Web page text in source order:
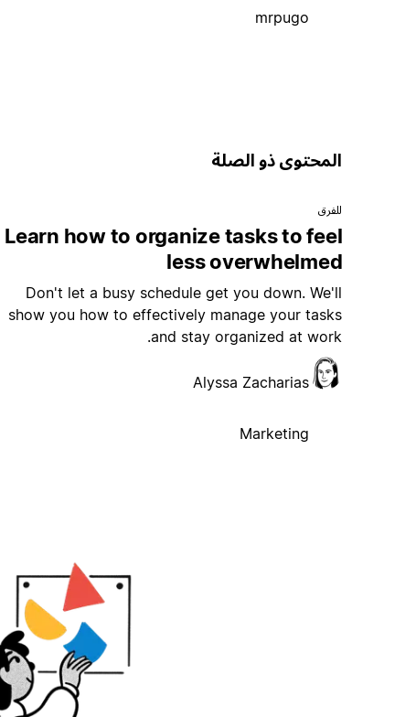
mrpugo
المحتوى ذو الصلة
للفرق
Learn how to organize tasks to feel
less overwhelmed
Don't let a busy schedule get you down. We'll
show you how to effectively manage your tasks
and stay organized at work.
Alyssa Zacharias
Marketing